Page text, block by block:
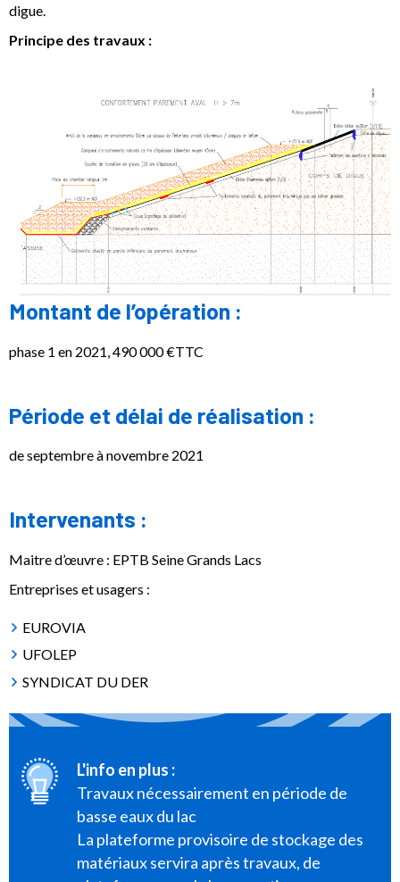
digue.
Principe des travaux :
Montant de l’opération :
phase 1 en 2021, 490 000 €TTC
Période et délai de réalisation :
de septembre à novembre 2021
Intervenants :
Maitre d’œuvre : EPTB Seine Grands Lacs
Entreprises et usagers :
EUROVIA
UFOLEP
SYNDICAT DU DER
L'info en plus :
Travaux nécessairement en période de
basse eaux du lac
La plateforme provisoire de stockage des
matériaux servira après travaux, de